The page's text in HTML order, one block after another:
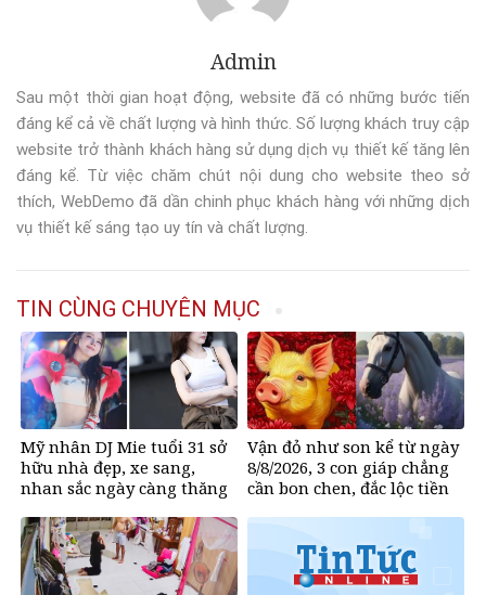
Admin
Sau một thời gian hoạt động, website đã có những bước tiến
đáng kể cả về chất lượng và hình thức. Số lượng khách truy cập
website trở thành khách hàng sử dụng dịch vụ thiết kế tăng lên
đáng kể. Từ việc chăm chút nội dung cho website theo sở
thích, WebDemo đã dần chinh phục khách hàng với những dịch
vụ thiết kế sáng tạo uy tín và chất lượng.
TIN CÙNG CHUYÊN MỤC
Mỹ nhân DJ Mie tuổi 31 sở
hữu nhà đẹp, xe sang,
nhan sắc ngày càng thăng
Vận đỏ như son kể từ ngày
8/8/2026, 3 con giáp chẳng
cần bon chen, đắc lộc tiền
hương đổi đời